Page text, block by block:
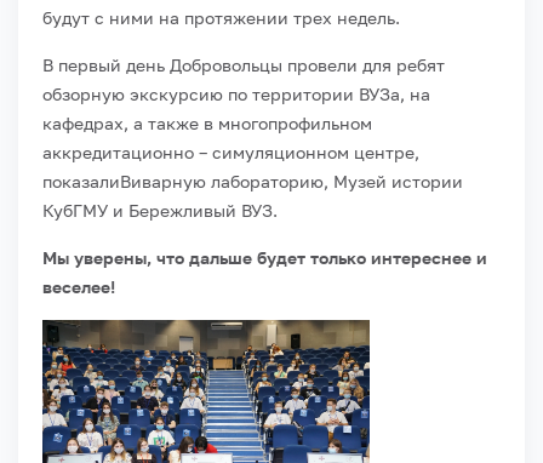
будут с ними на протяжении трех недель.
В первый день Добровольцы провели для ребят
обзорную экскурсию по территории ВУЗа, на
кафедрах, а также в многопрофильном
аккредитационно – симуляционном центре,
показалиВиварную лабораторию, Музей истории
КубГМУ и Бережливый ВУЗ.
Мы уверены, что дальше будет только интереснее и
веселее!